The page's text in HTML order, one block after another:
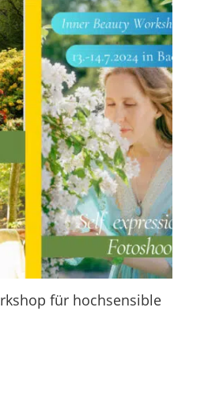
für hochsensible